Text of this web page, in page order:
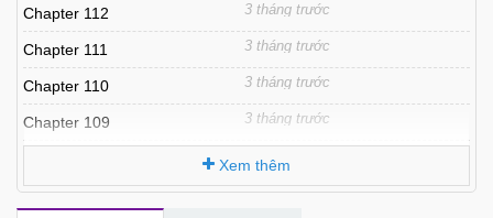
Chapter 112 3 tháng trước
Chapter 111 3 tháng trước
Chapter 110 3 tháng trước
Chapter 109 3 tháng trước
Chapter 107 3 tháng trước
Xem thêm